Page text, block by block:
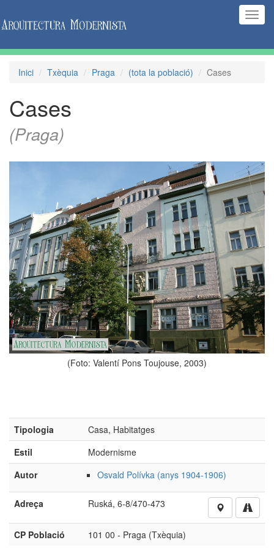
Inici Txèquia Praga (tota la població) Cases
Cases
(Praga)
(Foto: Valentí Pons Toujouse, 2003)
Tipologia
Casa, Habitatges
Estil
Modernisme
Autor
Osvald Polívka (anys 1904-1906)
Adreça Ruská, 6-8/470-473
CP Població 101 00 - Praga (Txèquia)